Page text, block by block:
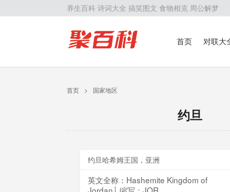
养生百科 诗词大全 搞笑图文 食物相克 周公解梦
首页
对联大
首页 > 国家地区
约旦
约旦哈希姆王国，亚洲
英文全称：Hashemite Kingdom of